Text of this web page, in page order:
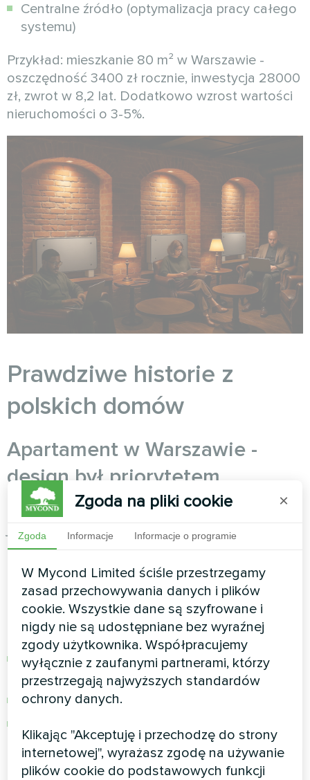
Centralne źródło (optymalizacja pracy całego
systemu)
Przykład: mieszkanie 80 m² w Warszawie -
oszczędność 3400 zł rocznie, inwestycja 28000
zł, zwrot w 8,2 lat. Dodatkowo wzrost wartości
nieruchomości o 3-5%.
Prawdziwe historie z
polskich domów
Apartament w Warszawie -
design był priorytetem
Obiekt: 85 m² na Mokotowie, architekt wnętrz
jako właścicielka, kategoryczny sprzeciw wobec
tradycyjnych kaloryferów.
Rozwiązanie: 4 x MC-SG (rozmiary 2-4) + pompa
ciepła 12 kW
Rezultaty po roku:
Koszty: 2100 zł/rok vs 4200 zł
prognozowanych
Hałas: maksymalnie 24 dB(A)
"Goście myślą, że to elementy
Zgoda na pliki cookie ×
Zgoda Informacje Informacje o programie
W Mycond Limited ściśle przestrzegamy
zasad przechowywania danych i plików
cookie. Wszystkie dane są szyfrowane i
nigdy nie są udostępniane bez wyraźnej
zgody użytkownika. Współpracujemy
wyłącznie z zaufanymi partnerami, którzy
przestrzegają najwyższych standardów
ochrony danych.
Klikając "Akceptuję i przechodzę do strony
internetowej", wyrażasz zgodę na używanie
plików cookie do podstawowych funkcji